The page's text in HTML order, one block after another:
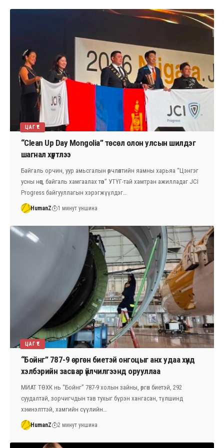
ЦАГ ҮЕ
“Clean Up Day Mongolia” төсөл олон улсын шилдэг
шагнал хүртлээ
Байгаль орчин, уур амьсгалын өөрчлөлтийн яамны харьяа “Цэнгэг
усны нөөц, байгаль хамгаалах төв” УТҮГ-тай хамтран ажилладаг JCI
Progress байгууллагын хэрэгжүүлдэг…
HumanZ 1 минут уншина
ЦАГ ҮЕ
“Бойнг” 787-9 өргөн биетэй онгоцыг анх удаа хүнд
хэлбэрийн засвар үйлчилгээнд орууллаа
МИАТ ТӨХК нь “Бойнг” 787-9 холын зайны, өргөн биетэй, 292
суудалтай, зорчигчдын тав тухыг бүрэн хангасан, түлшинд
хэмнэлттэй, хамгийн сүүлийн…
HumanZ 2 минут уншина